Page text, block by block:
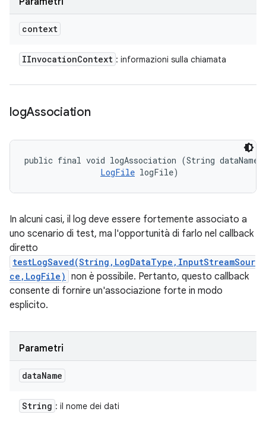
context
IInvocationContext : informazioni sulla chiamata
logAssociation
public final void logAssociation (String
LogFile logFile)
In alcuni casi, il log deve essere fortemente associato a
uno scenario di test, ma l'opportunità di farlo nel callback
diretto
testLogSaved(String,LogDataType,InputStreamSour
ce,LogFile) non è possibile. Pertanto, questo callback
consente di fornire un'associazione forte in modo
esplicito.
Parametri
dataName
String : il nome dei dati